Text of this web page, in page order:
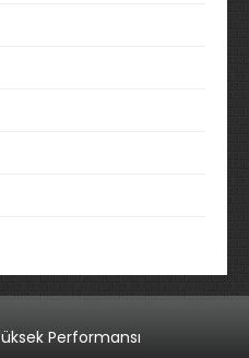
Performansı